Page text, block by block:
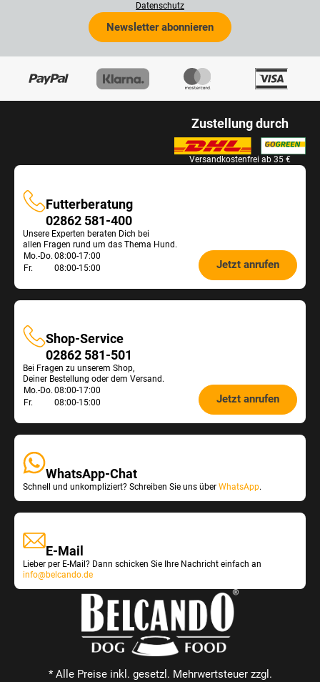
Datenschutz
Newsletter abonnieren
Zustellung durch
Versandkostenfrei ab 35 €
Futterberatung
Futterberatung
02862 581-400
Unsere Experten beraten Dich bei
allen Fragen rund um das Thema Hund.
Öffnungszeiten
Futterberatung:
Mo.-Do. 08:00-17:00
Fr.
08:00-15:00 Jetzt anrufen
Shop-Service
Shop-
Service
02862 581-501
Bei Fragen zu unserem Shop,
Deiner Bestellung oder dem Versand.
Öffnungszeiten
Shop-
Service:
Mo.-Do. 08:00-17:00
Fr.
08:00-15:00 Jetzt anrufen
WhatsApp-Chat
Schnell und unkompliziert? Schreiben Sie uns über WhatsApp.
E-Mail
Lieber per E-Mail? Dann schicken Sie Ihre Nachricht einfach an
info@belcando.de
* Alle Preise inkl. gesetzl. Mehrwertsteuer zzgl.